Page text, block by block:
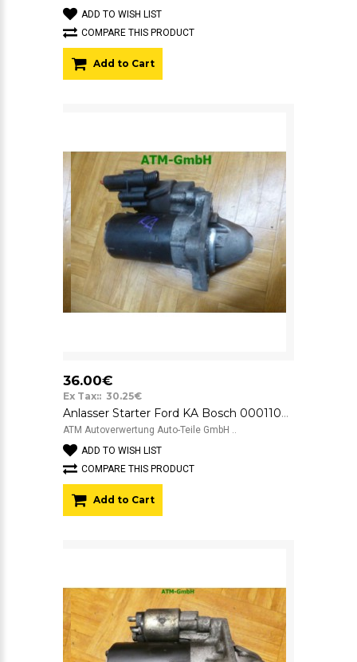
ADD TO WISH LIST
COMPARE THIS PRODUCT
Add to Cart
36.00€
Ex Tax:: 30.25€
Anlasser Starter Ford KA Bosch 0001107410 12v 2S6U11000DA
ATM Autoverwertung Auto-Teile GmbH ..
ADD TO WISH LIST
COMPARE THIS PRODUCT
Add to Cart